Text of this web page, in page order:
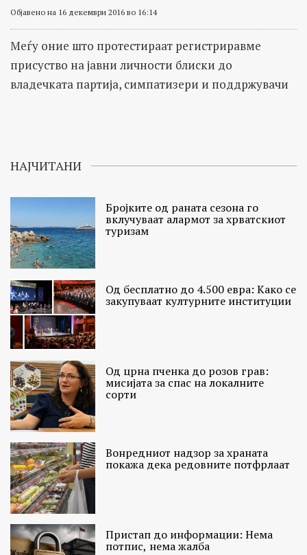
Објавено на 16 декември 2016 во 16:14
Меѓу оние што протестираат регистриравме
присуство на јавни личности блиски до
владечката партија, симпатизери и поддржувачи
НАЈЧИТАНИ
Бројките од раната сезона го
вклучуваат алармот за хрватскиот
туризам
Од бесплатно до 4.500 евра: Како се
закупуваат културните институции
Од црна пченка до розов грав:
мисијата за спас на локалните
сорти
Вонредниот надзор за храната
покажа дека редовните потфрлаат
Пристап до информации: Нема
потпис, нема жалба